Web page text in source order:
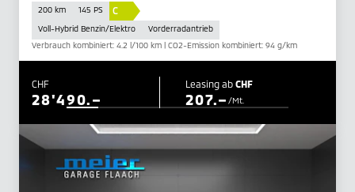
200 km 145 PS C
Voll-Hybrid Benzin/Elektro
Vorderradantrieb
Verbrauch kombiniert: 4.2 l/100 km | CO2-Emission kombiniert: 94 g/km
CHF
28'490.–
Leasing abCHF
207.–/Mt.